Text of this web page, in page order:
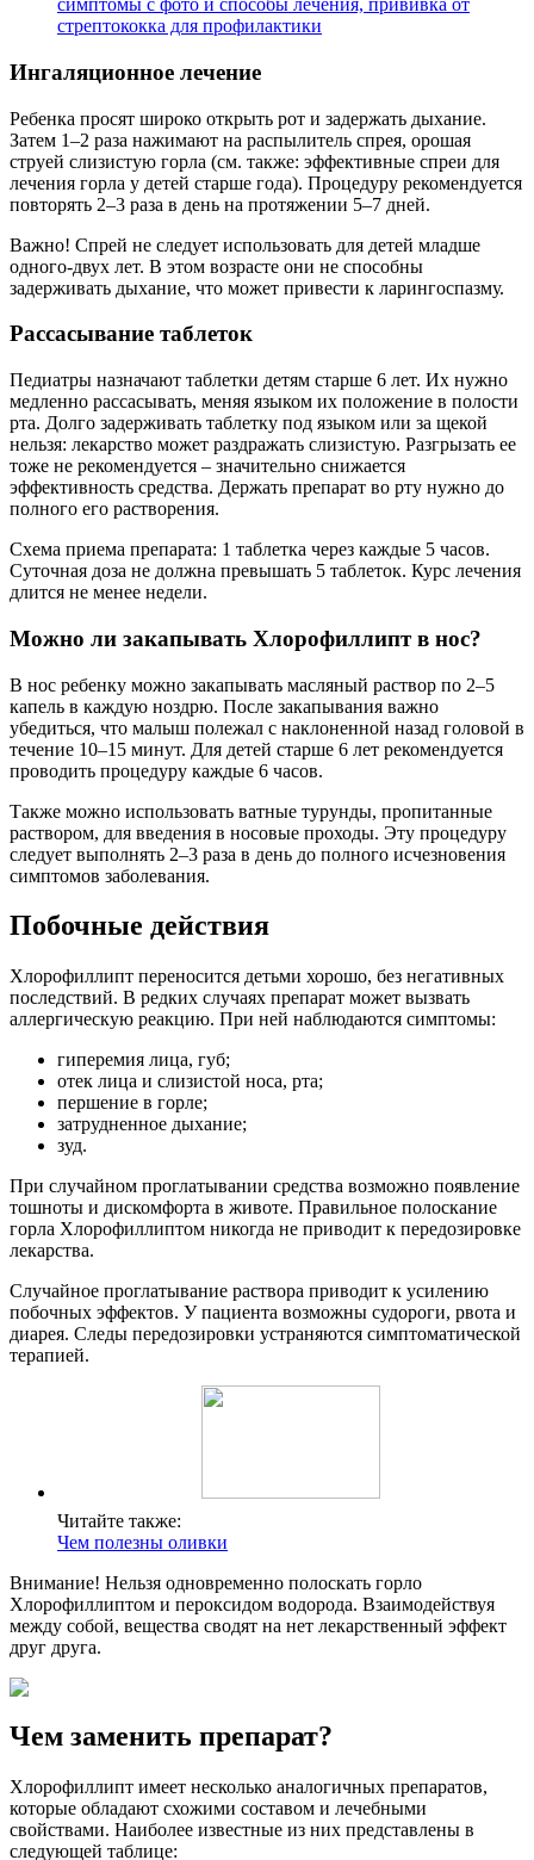
симптомы с фото и способы лечения, прививка от
стрептококка для профилактики
Ингаляционное лечение
Ребенка просят широко открыть рот и задержать дыхание.
Затем 1–2 раза нажимают на распылитель спрея, орошая
струей слизистую горла (см. также: эффективные спреи для
лечения горла у детей старше года). Процедуру рекомендуется
повторять 2–3 раза в день на протяжении 5–7 дней.
Важно! Спрей не следует использовать для детей младше
одного-двух лет. В этом возрасте они не способны
задерживать дыхание, что может привести к ларингоспазму.
Рассасывание таблеток
Педиатры назначают таблетки детям старше 6 лет. Их нужно
медленно рассасывать, меняя языком их положение в полости
рта. Долго задерживать таблетку под языком или за щекой
нельзя: лекарство может раздражать слизистую. Разгрызать ее
тоже не рекомендуется – значительно снижается
эффективность средства. Держать препарат во рту нужно до
полного его растворения.
Схема приема препарата: 1 таблетка через каждые 5 часов.
Суточная доза не должна превышать 5 таблеток. Курс лечения
длится не менее недели.
Можно ли закапывать Хлорофиллипт в нос?
В нос ребенку можно закапывать масляный раствор по 2–5
капель в каждую ноздрю. После закапывания важно
убедиться, что малыш полежал с наклоненной назад головой в
течение 10–15 минут. Для детей старше 6 лет рекомендуется
проводить процедуру каждые 6 часов.
Также можно использовать ватные турунды, пропитанные
раствором, для введения в носовые проходы. Эту процедуру
следует выполнять 2–3 раза в день до полного исчезновения
симптомов заболевания.
Побочные действия
Хлорофиллипт переносится детьми хорошо, без негативных
последствий. В редких случаях препарат может вызвать
аллергическую реакцию. При ней наблюдаются симптомы:
гиперемия лица, губ;
отек лица и слизистой носа, рта;
першение в горле;
затрудненное дыхание;
зуд.
При случайном проглатывании средства возможно появление
тошноты и дискомфорта в животе. Правильное полоскание
горла Хлорофиллиптом никогда не приводит к передозировке
лекарства.
Случайное проглатывание раствора приводит к усилению
побочных эффектов. У пациента возможны судороги, рвота и
диарея. Следы передозировки устраняются симптоматической
терапией.
Читайте также:
Чем полезны оливки
Внимание! Нельзя одновременно полоскать горло
Хлорофиллиптом и пероксидом водорода. Взаимодействуя
между собой, вещества сводят на нет лекарственный эффект
друг друга.
Чем заменить препарат?
Хлорофиллипт имеет несколько аналогичных препаратов,
которые обладают схожими составом и лечебными
свойствами. Наиболее известные из них представлены в
следующей таблице: